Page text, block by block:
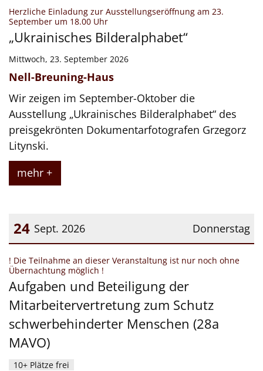
Datum: 23. September 2026
Herzliche Einladung zur Ausstellungseröffnung am 23.
September um 18.00 Uhr:
„Ukrainisches Bilderalphabet“
Mittwoch, 23. September 2026
Nell-Breuning-Haus
Wir zeigen im September-Oktober die
Ausstellung „Ukrainisches Bilderalphabet“ des
preisgekrönten Dokumentarfotografen Grzegorz
Litynski.
mehr +
Donnerstag
24 Sept. 2026
Datum: 24. September 2026
! Die Teilnahme an dieser Veranstaltung ist nur noch ohne
Übernachtung möglich !
Aufgaben und Beteiligung der
Mitarbeitervertretung zum Schutz
schwerbehinderter Menschen (28a
MAVO)
10+ Plätze frei